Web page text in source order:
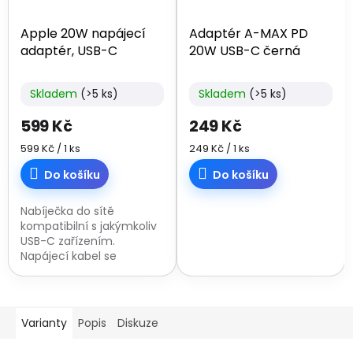
Apple 20W napájecí
adaptér, USB-C
Skladem (>5 ks)
599 Kč
Měrná
cena:
599 Kč / 1 ks
Do košíku
Nabíječka do sítě
kompatibilní s jakýmkoliv
USB-C zařízením.
Napájecí kabel se
Adaptér A-MAX PD
20W USB-C černá
Skladem (>5 ks)
249 Kč
Měrná
cena:
249 Kč / 1 ks
Do košíku
Varianty Popis Diskuze